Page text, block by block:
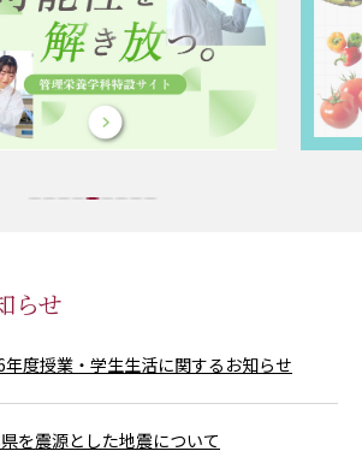
らせ
年度授業・学生生活に関するお知らせ
を震源とした地震について